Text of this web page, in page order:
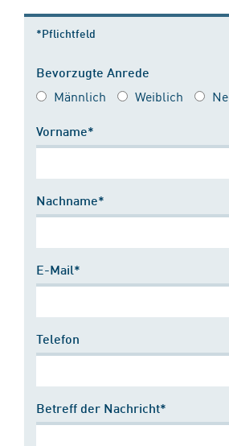
*Pflichtfeld
Bevorzugte Anrede
Männlich Weiblich
Vorname*
Nachname*
E-Mail*
Telefon
Betreff der Nachricht*